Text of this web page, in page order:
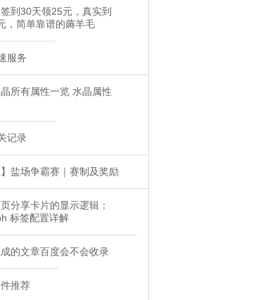
到30天领25元，真实到
，简单靠谱的薅羊毛
服务
所有属性一览 水晶属性
记录
】盐场争霸赛｜赛制及奖励
分享卡片的显示逻辑：
标签配置详解
的文章百度会不会收录
推荐